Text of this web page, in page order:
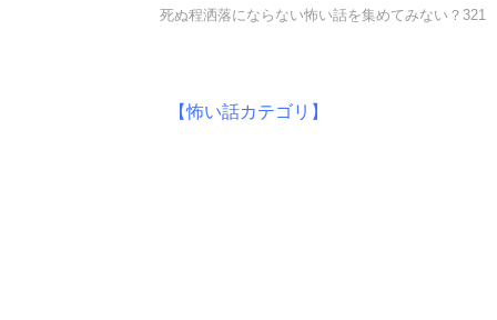
死ぬ程洒落にならない怖い話を集めてみない？321
【怖い話カテゴリ】